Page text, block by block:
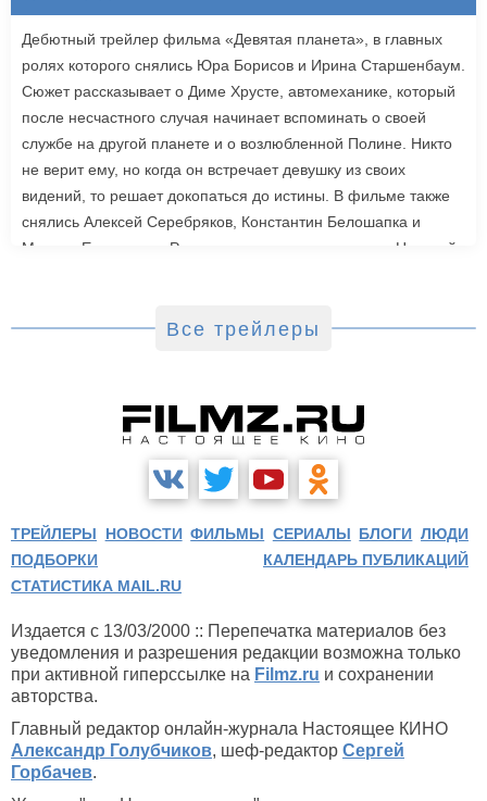
Дебютный трейлер фильма «Девятая планета», в главных
ролях которого снялись Юра Борисов и Ирина Старшенбаум.
Сюжет рассказывает о Диме Хрусте, автомеханике, который
после несчастного случая начинает вспоминать о своей
службе на другой планете и о возлюбленной Полине. Никто
не верит ему, но когда он встречает девушку из своих
видений, то решает докопаться до истины. В фильме также
снялись Алексей Серебряков, Константин Белошапка и
Максим Емельянов. Режиссером картины выступил Николай
Все трейлеры
ТРЕЙЛЕРЫ НОВОСТИ ФИЛЬМЫ СЕРИАЛЫ БЛОГИ ЛЮДИ
ПОДБОРКИ
КАЛЕНДАРЬ ПУБЛИКАЦИЙ
СТАТИСТИКА MAIL.RU
Издается с 13/03/2000 :: Перепечатка материалов без
уведомления и разрешения редакции возможна только
при активной гиперссылке на Filmz.ru и сохранении
авторства.
Главный редактор онлайн-журнала Настоящее КИНО
Александр Голубчиков, шеф-редактор Сергей
Горбачев.